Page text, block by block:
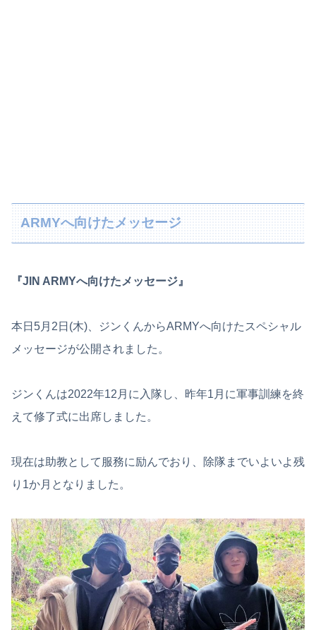
ARMYへ向けたメッセージ
『JIN ARMYへ向けたメッセージ』
本日5月2日(木)、ジンくんからARMYへ向けたスペシャル
メッセージが公開されました。
ジンくんは2022年12月に入隊し、昨年1月に軍事訓練を終
えて修了式に出席しました。
現在は助教として服務に励んでおり、除隊までいよいよ残
り1か月となりました。